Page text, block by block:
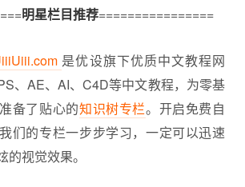
明星栏目推荐================
是优设旗下优质中文教程网
、AE、AI、C4D等中文教程，为零基
备了贴心的知识树专栏。开启免费自
们的专栏一步步学习，一定可以迅速
视觉效果。